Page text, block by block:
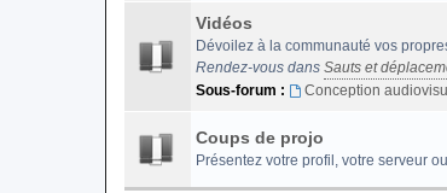
Vidéos
Dévoilez à la communauté vos
Rendez-vous dans Sauts et
Sous-forum :
Conception
Coups de projo
Présentez votre profil, votre serveur